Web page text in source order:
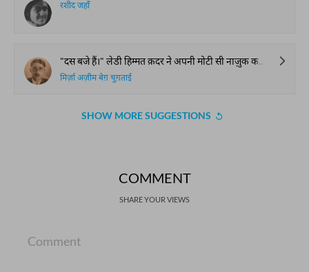
रशीद जहाँ
"दस बजे हैं।" लेडी हिम्मत क़दर ने अपनी मोटी सी नाज़ुक कलाई पर नज़र डालते हुए जमाही ली। नवाब हिम्मत क़दर ने अपनी ख़तरनाक मूंछों से दाँत चमका कर कहा। "ग्यारह, साढे़ गया बजे तक तो हम ज़रूर फ़ो... होनच... बिग..."
मिर्ज़ा अज़ीम बेग़ चुग़ताई
SHOW MORE SUGGESTIONS
COMMENT
SHARE YOUR VIEWS
Comment